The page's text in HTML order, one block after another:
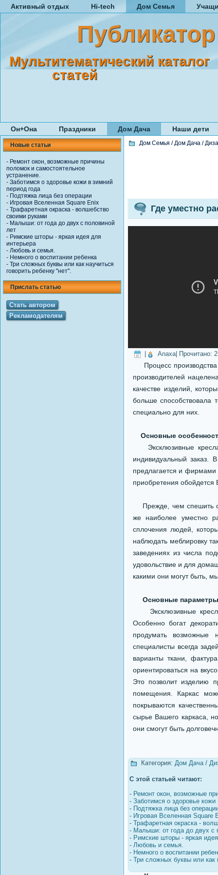
Активный отдых Hi-tech Дом Семья
Публикатор
Мультитематический каталог
статей
Он+Она Праздники Дом Дача Наши дети
Новые статьи
- Ремонт окон, возможные причины
поломок и самостоятельное
устранение.
- Заботимся о здоровье кожи в зимний
период года
- Подтяжка лица без операции
- Игровая Вселенная Square Enix
- Трафаретная окраска - волшебство
своими руками
- Малыши: от года до двух с половиной
лет
- Римские шторы - яркая идея для
интерьера
- Любовь и семья.
- Немного о воспитании ребенка
- Три сложных буквы или как научиться
говорить ребенку "нет".
Прислать статью
Стать автором
Рекламодателям
Дом Семья /Дом Дача /
Где уместно
Anaxa| Прочитано:
Процесс
производителей
качестве изделий,
больше способствовала
специально для них.
Основные
Эксклюзивные кресла
индивидуальный заказ.
предлагается и фирмами
приобретения обойдется
Прежде, чем спешить
же наиболее уместно
сплочения людей,
наблюдать меблировку
заведениях из числа
удовольствие и для
какими они могут быть,
Основные параметры
Эксклюзивные кресла
Особенно богат
продумать возможные
специалисты всегда
варианты ткани,
ориентироваться на
Это позволит изделию
помещения. Каркас
покрываются
сырье Вашего каркаса,
они смогут быть
Категория: Дом Дача/
С этой статьей читают:
- Ремонт окон, возможные
- Заботимся о здоровье
- Подтяжка лица без
- Игровая Вселенная Square
- Трафаретная окраска -
- Малыши: от года до двух с
- Римские шторы - яркая
- Любовь и семья.
- Немного о воспитании
- Три сложных буквы или как